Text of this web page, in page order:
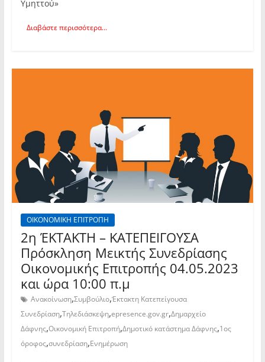
Υμηττού»
Διαβάστε περισσότερα...
ΟΙΚΟΝΟΜΙΚΗ ΕΠΙΤΡΟΠΗ
2η ΈΚΤΑΚΤΗ – ΚΑΤΕΠΕΙΓΟΥΣΑ
Πρόσκληση Μεικτής Συνεδρίασης
Οικονομικής Επιτροπής 04.05.2023
και ώρα 10:00 π.μ
Ανακοίνωση,Συμβούλιο,Έκτακτη Κατεπείγουσα
Συνεδρίαση,Τηλεδιάσκεψη,epresence.gov.gr,Δημαρχείο
Δάφνης,Οικονομική Επιτροπή,Δημοτικό κατάστημα Δάφνης,1ος
όροφος,συνεδρίαση,Ενημέρωση